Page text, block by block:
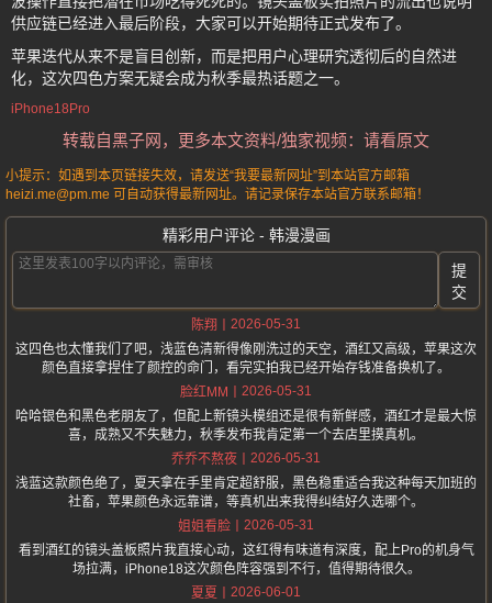
供应链已经进入最后阶段，大家可以开始期待正式发布了。
苹果迭代从来不是盲目创新，而是把用户心理研究透彻后的自然进
化，这次四色方案无疑会成为秋季最热话题之一。
iPhone18Pro
转载自黑子网，更多本文资料/独家视频：请看原文
小提示：如遇到本页链接失效，请发送“我要最新网址”到本站官方邮箱
heizi.me@pm.me 可自动获得最新网址。请记录保存本站官方联系邮箱！
精彩用户评论 - 韩漫漫画
提
交
陈翔
2026-05-31
这四色也太懂我们了吧，浅蓝色清新得像刚洗过的天空，酒红又高级，苹果这次
颜色直接拿捏住了颜控的命门，看完实拍我已经开始存钱准备换机了。
脸红MM
2026-05-31
哈哈银色和黑色老朋友了，但配上新镜头模组还是很有新鲜感，酒红才是最大惊
喜，成熟又不失魅力，秋季发布我肯定第一个去店里摸真机。
乔乔不熬夜
2026-05-31
浅蓝这款颜色绝了，夏天拿在手里肯定超舒服，黑色稳重适合我这种每天加班的
社畜，苹果颜色永远靠谱，等真机出来我得纠结好久选哪个。
姐姐看脸
2026-05-31
看到酒红的镜头盖板照片我直接心动，这红得有味道有深度，配上Pro的机身气
场拉满，iPhone18这次颜色阵容强到不行，值得期待很久。
夏夏
2026-06-01